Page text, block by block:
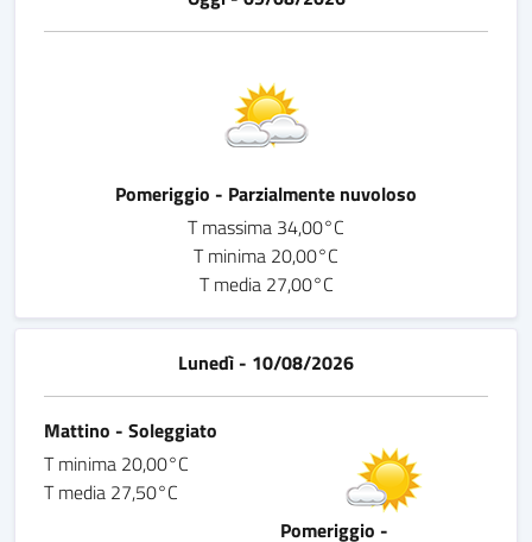
Pomeriggio - Parzialmente nuvoloso
T massima 34,00°C
T minima 20,00°C
T media 27,00°C
Lunedì - 10/08/2026
Mattino - Soleggiato
T minima 20,00°C
T media 27,50°C
Pomeriggio -